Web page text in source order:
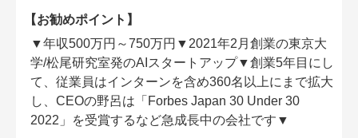
【お勧めポイント】
▼年収500万円～750万円▼2021年2月創業の東京大
学/松尾研究室発のAIスタートアップ▼創業5年目にし
て、従業員はインターンを含め360名以上にまで拡大
し、CEOの野呂は「Forbes Japan 30 Under 30
2022」を受賞するなど急成長中の会社です▼